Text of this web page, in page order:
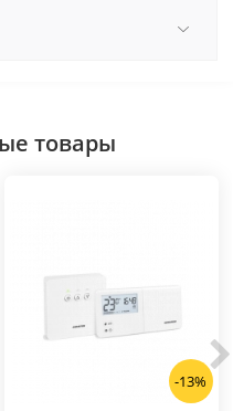
товары
-13%